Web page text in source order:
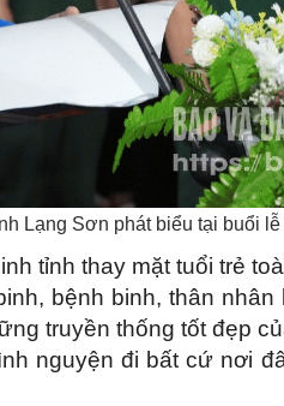
Lạng Sơn phát biểu tại buổi lễ
tỉnh thay mặt tuổi trẻ
bệnh binh, thân
truyền thống tốt đẹp
nguyện đi bất cứ nơi